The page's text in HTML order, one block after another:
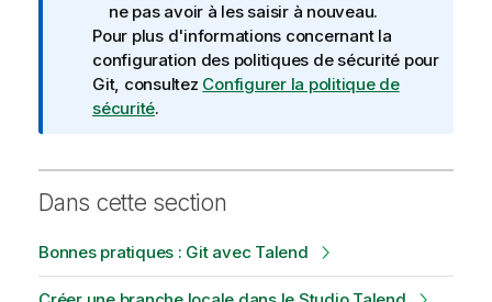
ne pas avoir à les saisir à nouveau.
Pour plus d'informations concernant la
configuration des politiques de sécurité pour
Git, consultez Configurer la politique de
sécurité.
Dans cette section
Bonnes pratiques : Git avec Talend